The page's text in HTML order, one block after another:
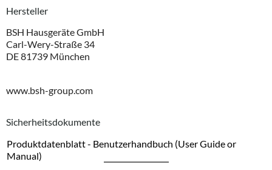
Hersteller
BSH Hausgeräte GmbH
Carl-Wery-Straße 34
DE 81739 München
www.bsh-group.com
Sicherheitsdokumente
Produktdatenblatt - Benutzerhandbuch (User Guide or
Manual)